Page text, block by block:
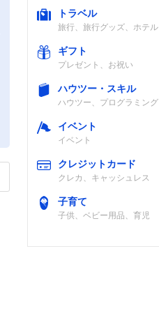
トラベル
旅行、旅行グッズ、ホテル
ギフト
プレゼント、お祝い
ハウツー・スキル
ハウツー、プログラミング
イベント
イベント
クレジットカード
クレカ、キャッシュレス
子育て
子供、ベビー用品、育児